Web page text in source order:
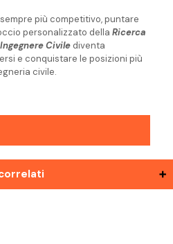
più competitivo, puntare
personalizzato della Ricerca
Civile diventa
e conquistare le posizioni più
civile.